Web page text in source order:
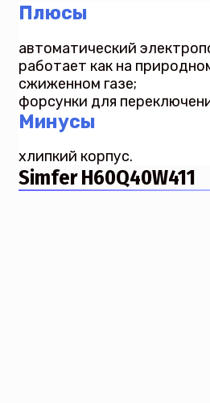
Плюсы
автоматический
работает как на
сжиженном газе;
форсунки для
Минусы
хлипкий корпус.
Simfer H60Q40W411